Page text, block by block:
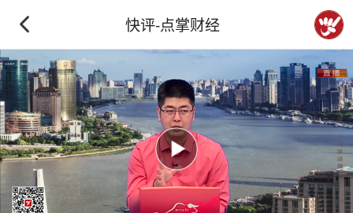
快评-点掌财经